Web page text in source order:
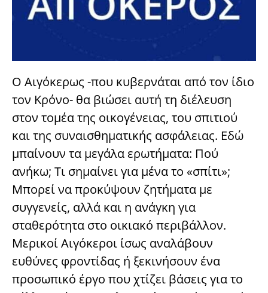
Ο Αιγόκερως -που κυβερνάται από τον ίδιο
τον Κρόνο- θα βιώσει αυτή τη διέλευση
στον τομέα της οικογένειας, του σπιτιού
και της συναισθηματικής ασφάλειας. Εδώ
μπαίνουν τα μεγάλα ερωτήματα: Πού
ανήκω; Τι σημαίνει για μένα το «σπίτι»;
Μπορεί να προκύψουν ζητήματα με
συγγενείς, αλλά και η ανάγκη για
σταθερότητα στο οικιακό περιβάλλον.
Μερικοί Αιγόκεροι ίσως αναλάβουν
ευθύνες φροντίδας ή ξεκινήσουν ένα
προσωπικό έργο που χτίζει βάσεις για το